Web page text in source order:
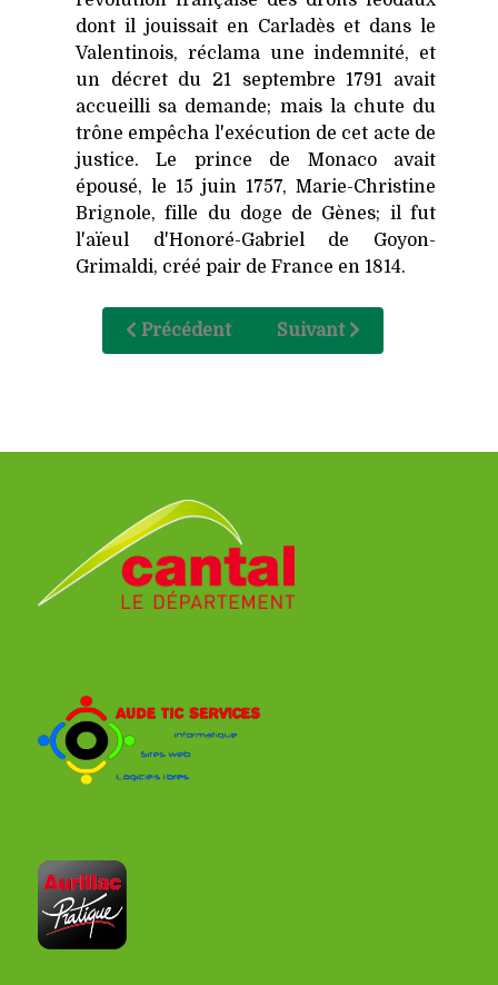
dont il jouissait en Carladès et dans le
Valentinois, réclama une indemnité, et
un décret du 21 septembre 1791 avait
accueilli sa demande; mais la chute du
trône empêcha l'exécution de cet acte de
justice. Le prince de Monaco avait
épousé, le 15 juin 1757, Marie-Christine
Brignole, fille du doge de Gènes; il fut
l'aïeul d'Honoré-Gabriel de Goyon-
Grimaldi, créé pair de France en 1814.
Précédent Suivant